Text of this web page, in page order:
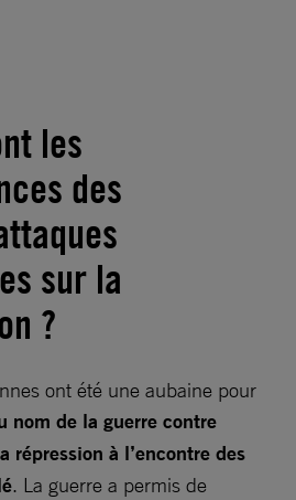
les
des
sur la
?
ont été une aubaine pour
nom de la guerre contre
répression à l’encontre des
. La guerre a permis de